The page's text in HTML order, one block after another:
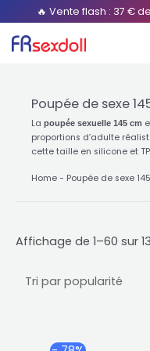
contenu
🔥 Vente flash : 37 €
Poupée de sexe
La poupée sexuelle 145 cm
proportions d’adulte
cette taille en silicone et
Home - Poupée de sexe
Affichage de 1–60 sur